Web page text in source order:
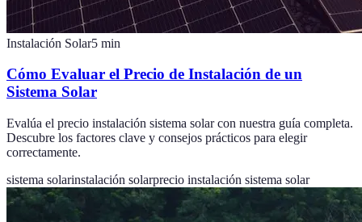
Instalación Solar5 min
Cómo Evaluar el Precio de Instalación de un
Sistema Solar
Evalúa el precio instalación sistema solar con nuestra guía completa.
Descubre los factores clave y consejos prácticos para elegir
correctamente.
sistema solarinstalación solarprecio instalación sistema solar